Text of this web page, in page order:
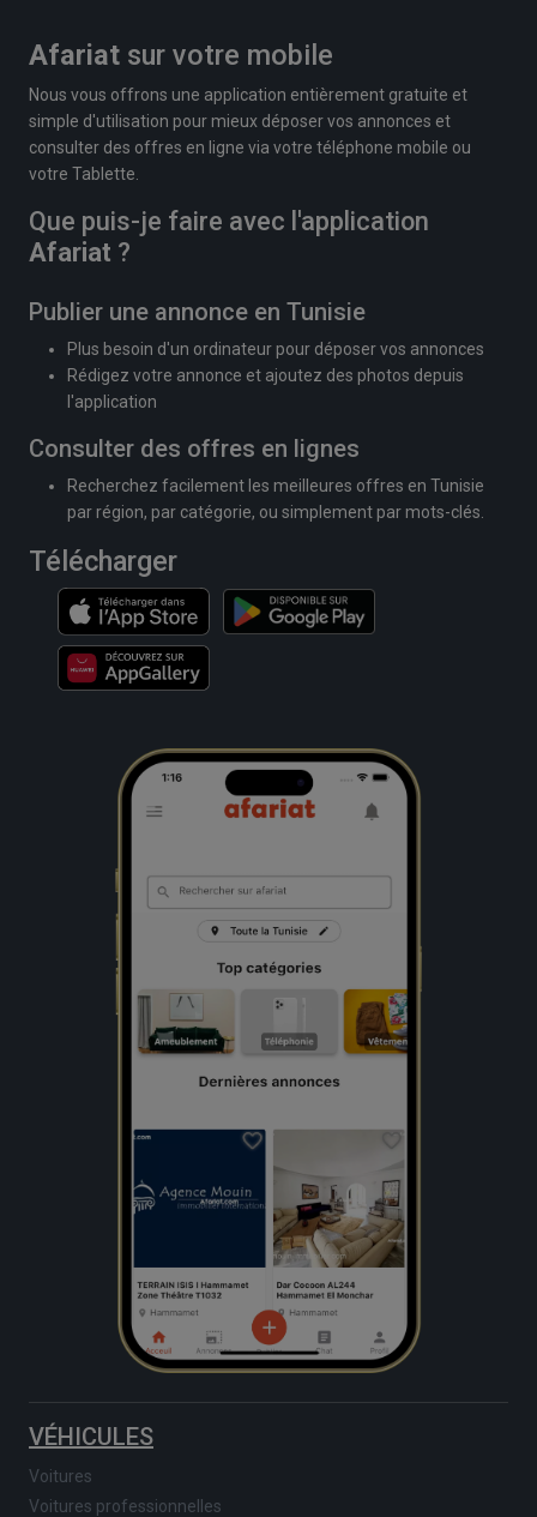
Afariat sur votre mobile
Nous vous offrons une application entièrement gratuite et
simple d'utilisation pour mieux déposer vos annonces et
consulter des offres en ligne via votre téléphone mobile ou
votre Tablette.
Que puis-je faire avec l'application
Afariat ?
Publier une annonce en Tunisie
Plus besoin d'un ordinateur pour déposer vos annonces
Rédigez votre annonce et ajoutez des photos depuis
l'application
Consulter des offres en lignes
Recherchez facilement les meilleures offres en Tunisie
par région, par catégorie, ou simplement par mots-clés.
Télécharger
VÉHICULES
Voitures
Voitures professionnelles